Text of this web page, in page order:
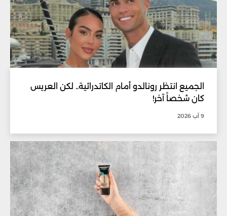
الجميع انتظر رونالدو أمام الكاتدرائية.. لكن العريس
كان شخصاً آخر!
9 آب 2026